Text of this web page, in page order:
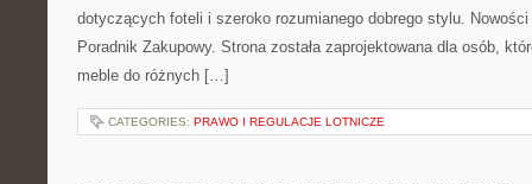
dotyczących foteli i szeroko rozumianego dobrego stylu.
Poradnik Zakupowy. Strona została zaprojektowana dla osób,
meble do różnych […]
CATEGORIES: PRAWO I REGULACJE LOTNICZE